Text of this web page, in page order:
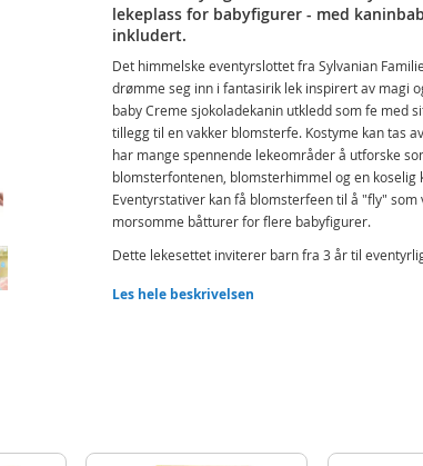
lekeplass for babyfigurer - med
inkludert.
Det himmelske eventyrslottet fra Sylvanian
drømme seg inn i fantasirik lek inspirert av magi
baby Creme sjokoladekanin utkledd som fe med
tillegg til en vakker blomsterfe. Kostyme kan tas
har mange spennende lekeområder å utforske
blomsterfontenen, blomsterhimmel og en koselig
Eventyrstativer kan få blomsterfeen til å "fly" som
morsomme båtturer for flere babyfigurer.
Dette lekesettet inviterer barn fra 3 år til
utvidet eventyrlek, sjekk hele vårt utvalg
Les hele beskrivelsen